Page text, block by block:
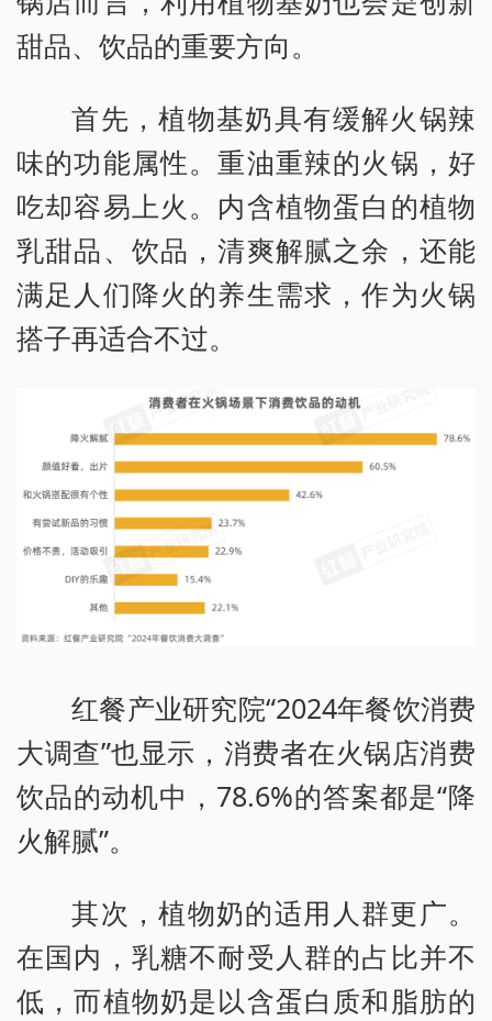
甜品、饮品的重要方向。
首先，植物基奶具有缓解火锅辣
味的功能属性。重油重辣的火锅，好
吃却容易上火。内含植物蛋白的植物
乳甜品、饮品，清爽解腻之余，还能
满足人们降火的养生需求，作为火锅
搭子再适合不过。
红餐产业研究院“2024年餐饮消费
大调查”也显示，消费者在火锅店消费
饮品的动机中，78.6%的答案都是“降
火解腻”。
其次，植物奶的适用人群更广。
在国内，乳糖不耐受人群的占比并不
低，而植物奶是以含蛋白质和脂肪的